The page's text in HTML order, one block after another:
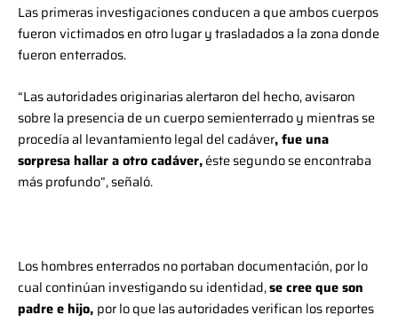
Las primeras investigaciones conducen a que ambos cuerpos
fueron victimados en otro lugar y trasladados a la zona donde
fueron enterrados.
“Las autoridades originarias alertaron del hecho, avisaron
sobre la presencia de un cuerpo semienterrado y mientras se
procedía al levantamiento legal del cadáver, fue una
sorpresa hallar a otro cadáver,éste segundo se encontraba
más profundo”, señaló.
Los hombres enterrados no portaban documentación, por lo
cual continúan investigando su identidad,se cree que son
padre e hijo, por lo que las autoridades verifican los reportes